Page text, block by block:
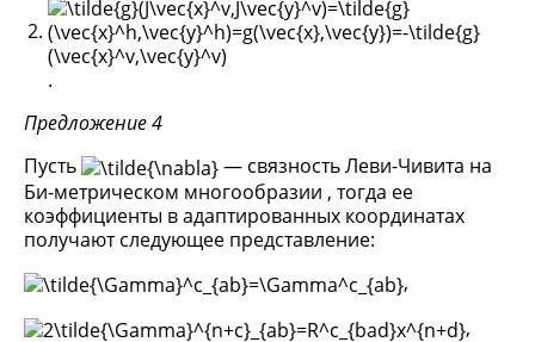
.
Предложение 4
Пусть
— связность Леви-Чивита на
Би-метрическом многообразии , тогда ее
коэффициенты в адаптированных координатах
получают следующее представление:
,
,